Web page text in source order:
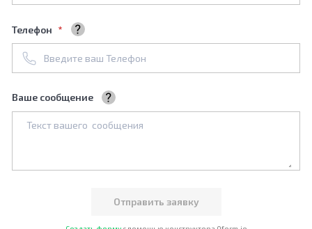
Телефон
+7961****688
Ваше сообщение